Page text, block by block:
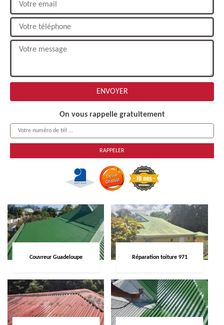
On vous rappelle gratuitement
Couvreur Guadeloupe Réparation toiture 971